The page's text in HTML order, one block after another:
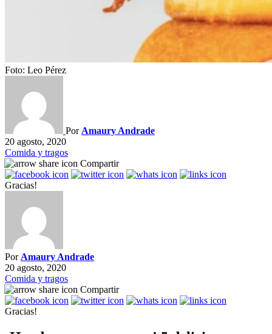
Foto: Leo Pérez
Por Amaury Andrade
20 agosto, 2020
Comida y tragos
Compartir
Gracias!
Por Amaury Andrade
20 agosto, 2020
Comida y tragos
Compartir
Gracias!